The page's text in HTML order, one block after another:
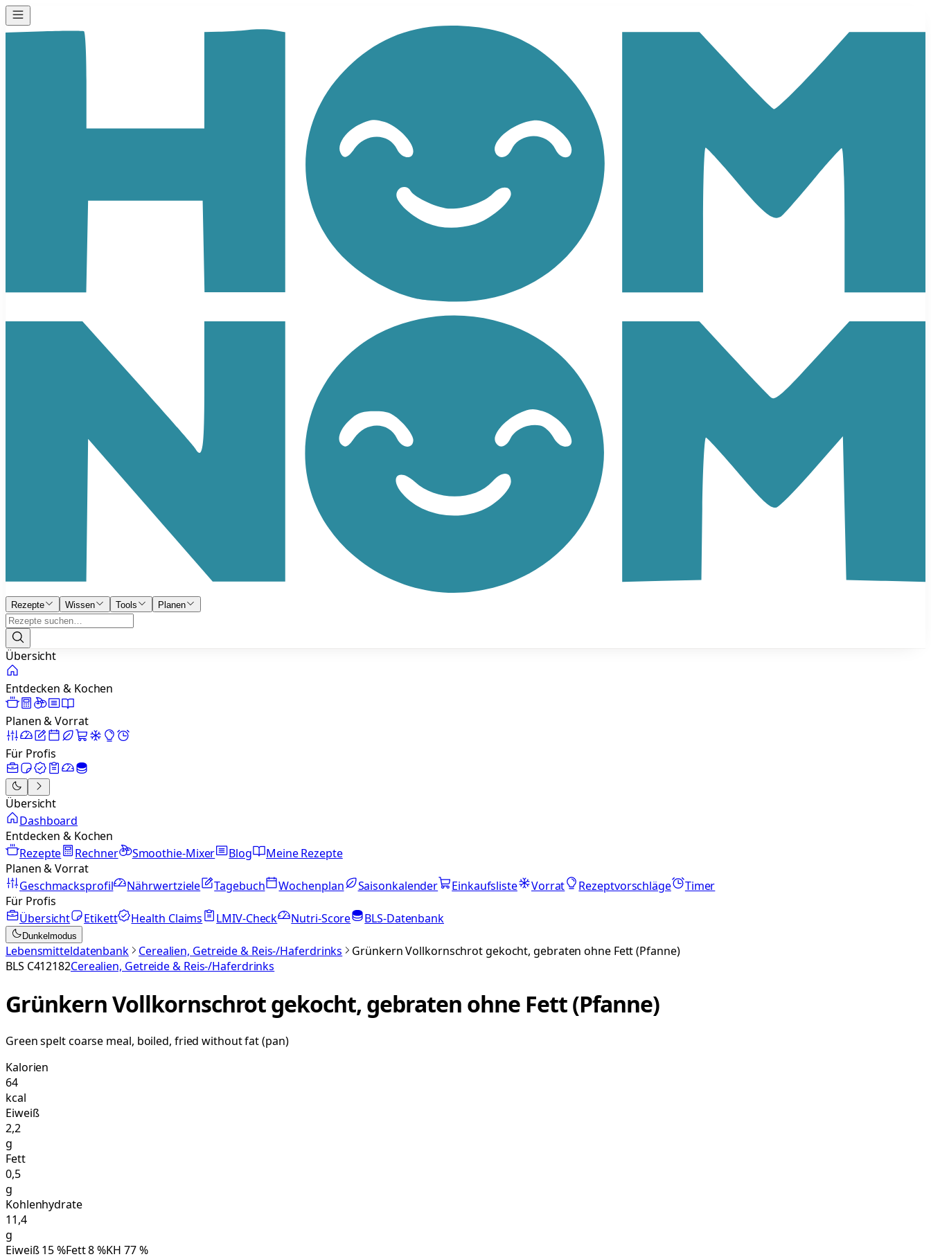
Rezepte Wissen Tools Planen
Übersicht
Entdecken & Kochen
Planen & Vorrat
Für Profis
Übersicht
Dashboard
Entdecken & Kochen
Rezepte
Rechner Smoothie-Mixer Blog
Meine Rezepte
Planen & Vorrat
Geschmacksprofil
Nährwertziele Tagebuch Wochenplan Saisonkalender Einkaufsliste Vorrat Rezeptvorschläge
Timer
Für Profis
Übersicht
Etikett Health Claims LMIV-Check Nutri-Score BLS-Datenbank
Dunkelmodus
Lebensmitteldatenbank Cerealien, Getreide & Reis-/Haferdrinks
Grünkern Vollkornschrot gekocht, gebraten ohne Fett (Pfanne)
BLS C412182Cerealien, Getreide & Reis-/Haferdrinks
Grünkern Vollkornschrot gekocht, gebraten ohne Fett (Pfanne)
Green spelt coarse meal, boiled, fried without fat (pan)
Kalorien
64
kcal
Eiweiß
2,2
g
Fett
0,5
g
Kohlenhydrate
11,4
g
Eiweiß15%Fett8%KH 77%